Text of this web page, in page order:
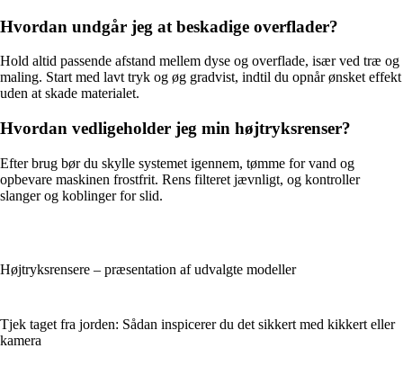
Hvordan undgår jeg at beskadige overflader?
Hold altid passende afstand mellem dyse og overflade, især ved træ og
maling. Start med lavt tryk og øg gradvist, indtil du opnår ønsket effekt
uden at skade materialet.
Hvordan vedligeholder jeg min højtryksrenser?
Efter brug bør du skylle systemet igennem, tømme for vand og
opbevare maskinen frostfrit. Rens filteret jævnligt, og kontroller
slanger og koblinger for slid.
Højtryksrensere – præsentation af udvalgte modeller
Tjek taget fra jorden: Sådan inspicerer du det sikkert med kikkert eller
kamera